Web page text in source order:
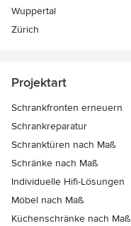
Wuppertal
Zürich
Projektart
Schrankfronten erneuern
Schrankreparatur
Schranktüren nach Maß
Schränke nach Maß
Individuelle Hifi-Lösungen
Möbel nach Maß
Küchenschränke nach Maß